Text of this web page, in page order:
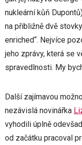
nukleární kůň
na přibližně dvě
enriched“. Nejvíce
jeho zprávy, která se
spravedlnosti. My
Další zajímavou
nezávislá novinářka
vyhodili úplně
od začátku pracoval